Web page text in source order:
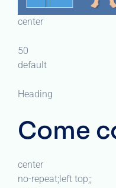
center
50
default
Heading
Come
center
no-repeat;left top;;